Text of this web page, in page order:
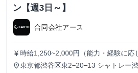
ン【週3日～】
合同会社アース
currency_yen 時給1,250~2,000円（能力・経験に応
place東京都渋谷区東2−20−13 シャトレー